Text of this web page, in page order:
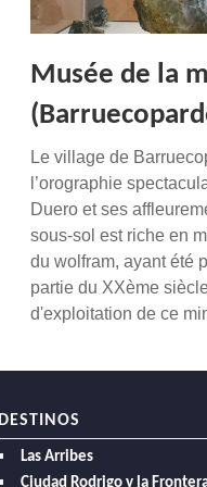
Musée de la
Le village de
l’orographie
Duero et ses
sous-sol est riche en
du wolfram, ayant été
partie du XXème
d'exploitation de ce
DESTINOS
Las Arribes
Ciudad Rodrigo y la